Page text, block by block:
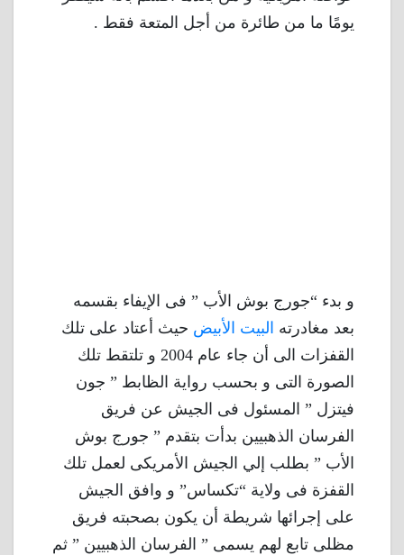
يومًا ما من طائرة من أجل المتعة فقط .
و بدء “جورج بوش الأب ” فى الإيفاء بقسمه
بعد مغادرته البيت الأبيض حيث أعتاد على تلك
القفزات الى أن جاء عام 2004 و تلتقط تلك
الصورة التى و بحسب رواية الظابط ” جون
فيتزل ” المسئول فى الجيش عن فريق
الفرسان الذهبيين بدأت بتقدم ” جورج بوش
الأب ” بطلب إلي الجيش الأمريكى لعمل تلك
القفزة فى ولاية “تكساس” و وافق الجيش
على إجرائها شريطة أن يكون بصحبته فريق
مظلى تابع لهم يسمى ” الفرسان الذهبيين ” ثم